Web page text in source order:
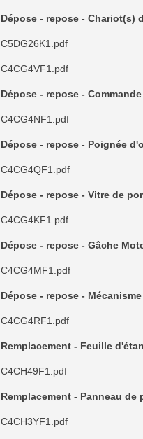
Dépose - repose - Chariot(s)
C5DG26K1.pdf
C4CG4VF1.pdf
Dépose - repose -
C4CG4NF1.pdf
Dépose - repose - Poignée
C4CG4QF1.pdf
Dépose - repose - Vitre de
C4CG4KF1.pdf
Dépose - repose - Gâche
C4CG4MF1.pdf
Dépose - repose -
C4CG4RF1.pdf
Remplacement - Feuille
C4CH49F1.pdf
Remplacement - Panneau
C4CH3YF1.pdf